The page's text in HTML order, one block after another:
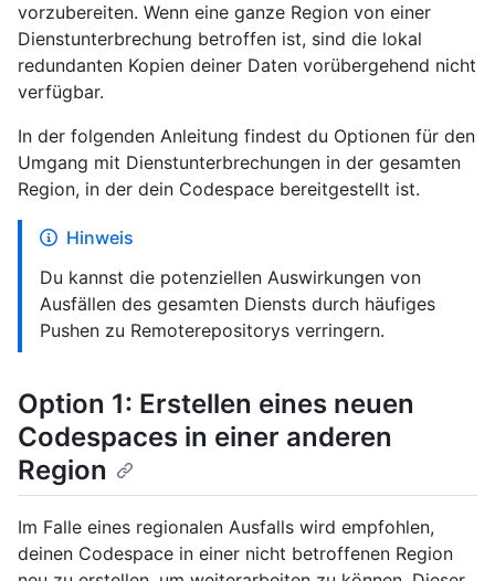
vorzubereiten. Wenn eine ganze Region von einer
Dienstunterbrechung betroffen ist, sind die lokal
redundanten Kopien deiner Daten vorübergehend nicht
verfügbar.
In der folgenden Anleitung findest du Optionen für den
Umgang mit Dienstunterbrechungen in der gesamten
Region, in der dein Codespace bereitgestellt ist.
Hinweis
Du kannst die potenziellen Auswirkungen von
Ausfällen des gesamten Diensts durch häufiges
Pushen zu Remoterepositorys verringern.
Option 1: Erstellen eines neuen
Codespaces in einer anderen
Region
Im Falle eines regionalen Ausfalls wird empfohlen,
deinen Codespace in einer nicht betroffenen Region